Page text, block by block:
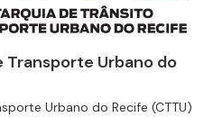
Urbano do
Urbano do Recife (CTTU)